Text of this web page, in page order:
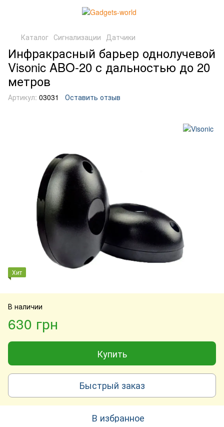
Каталог Сигнализации Датчики
Инфракрасный барьер однолучевой
Visonic ABO-20 с дальностью до 20
метров
Артикул: 03031 Оставить отзыв
Хит
В наличии
630 грн
Купить
Быстрый заказ
В избранное